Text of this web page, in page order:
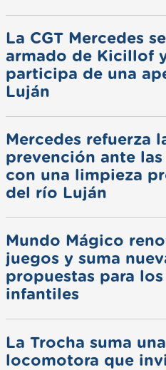
La CGT Mercedes
armado de Kicillof
participa de una
Luján
Mercedes refuerza
prevención ante
con una limpieza
del río Luján
Mundo Mágico
juegos y suma
propuestas para
infantiles
La Trocha suma una
locomotora que